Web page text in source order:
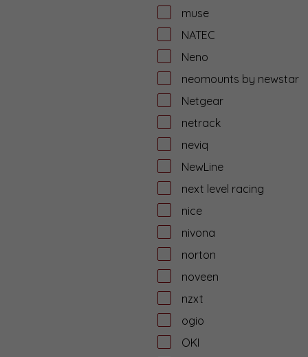
muse
NATEC
Neno
neomounts by newstar
Netgear
netrack
neviq
NewLine
next level racing
nice
nivona
norton
noveen
nzxt
ogio
OKI